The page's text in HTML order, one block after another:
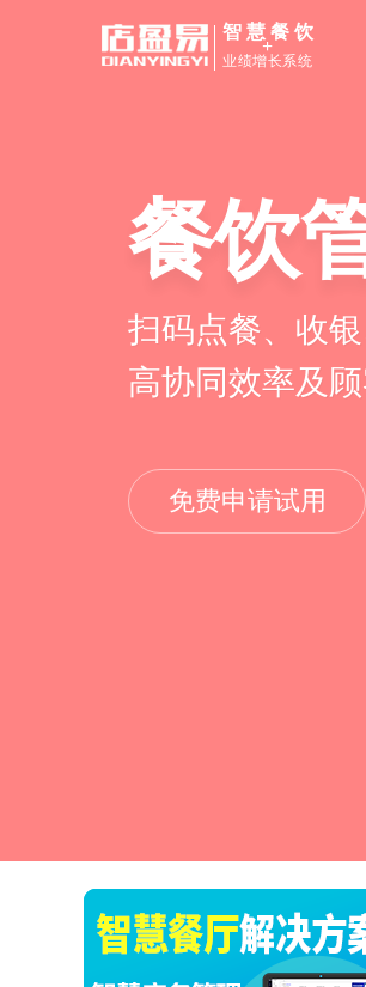
智慧餐饮
+
业绩增长系统
餐饮
扫码点餐、收
高协同效率及
免费申请试用